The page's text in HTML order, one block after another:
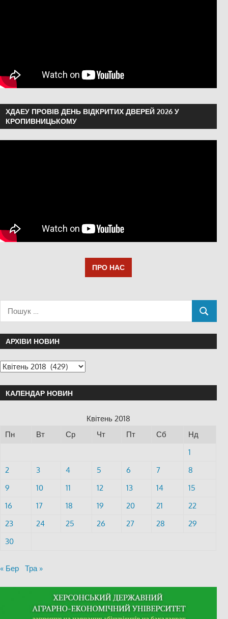
ХДАЕУ ПРОВІВ ДЕНЬ ВІДКРИТИХ ДВЕРЕЙ 2026 У
КРОПИВНИЦЬКОМУ
ПРО НАС
АРХІВИ НОВИН
КАЛЕНДАР НОВИН
Квітень 2018
Пн
Вт Ср Чт Пт Сб
Нд
1
2
3 4 5 6 7
8
9
10 11 12 13 14
15
16
17 18 19 20 21
22
23
24 25 26 27 28
29
30
« Бер Тра »